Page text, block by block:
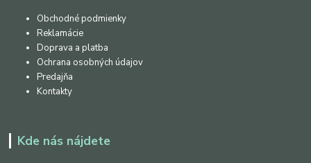
Obchodné podmienky
Reklamácie
Doprava a platba
Ochrana osobných údajov
Predajňa
Kontakty
Kde nás nájdete